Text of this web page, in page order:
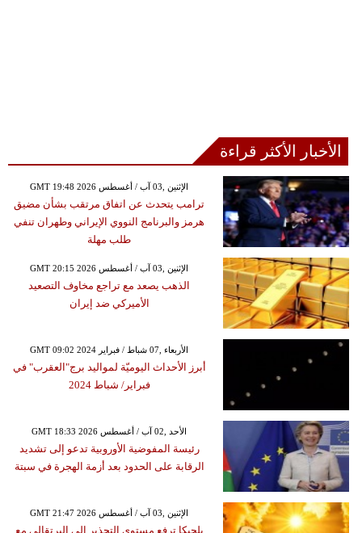
الأخبار الأكثر قراءة
GMT 19:48 2026 الإثنين ,03 آب / أغسطس
ترامب يتحدث عن اتفاق مرتقب بشأن مضيق
هرمز والبرنامج النووي الإيراني وطهران تنفي
طلب مهلة
GMT 20:15 2026 الإثنين ,03 آب / أغسطس
الذهب يصعد مع تراجع مخاوف التصعيد
الأميركي ضد إيران
GMT 09:02 2024 الأربعاء ,07 شباط / فبراير
أبرز الأحداث اليوميّة لمواليد برج"العقرب" في
فبراير/ شباط 2024
GMT 18:33 2026 الأحد ,02 آب / أغسطس
رئيسة المفوضية الأوروبية تدعو إلى تشديد
الرقابة على الحدود بعد أزمة الهجرة في سبتة
GMT 21:47 2026 الإثنين ,03 آب / أغسطس
بلجيكا ترفع مستوى التحذير إلى البرتقالي مع